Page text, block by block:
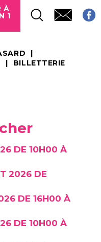
À
1
BILLETTERIE
DE 10H00 À
2026 DE
DE 16H00 À
DE 10H00 À